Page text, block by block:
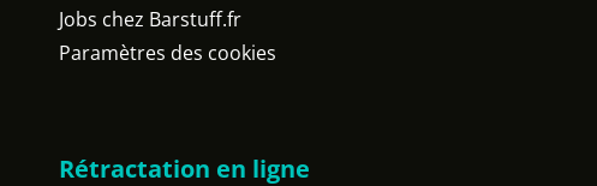
Jobs chez Barstuff.fr
Paramètres des cookies
Rétractation en ligne